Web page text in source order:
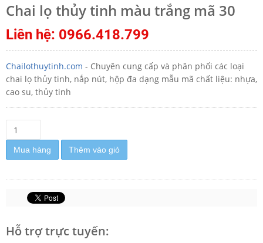
Chai lọ thủy tinh màu trắng mã 30
Liên hệ: 0966.418.799
Chailothuytinh.com - Chuyên cung cấp và phân phối các loại
chai lọ thủy tinh, nắp nút, hộp đa dạng mẫu mã chất liệu: nhựa,
cao su, thủy tinh
Mua hàng Thêm vào giỏ
Hỗ trợ trực tuyến: